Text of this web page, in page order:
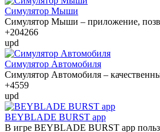
Симулятор Мыши
Симулятор Мыши – приложение,
+204266
upd
Симулятор Автомобиля
Симулятор Автомобиля –
+4559
upd
BEYBLADE BURST app
В игре BEYBLADE BURST app